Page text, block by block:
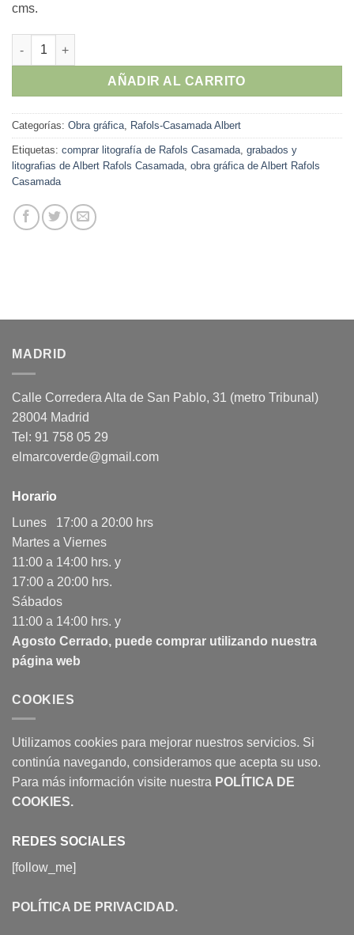
cms.
Albert Rafols-Casamada - "Setze artistes amb el mil.lenari de
AÑADIR AL CARRITO
Categorías: Obra gráfica, Rafols-Casamada Albert
Etiquetas: comprar litografía de Rafols Casamada, grabados y
litografias de Albert Rafols Casamada, obra gráfica de Albert Rafols
Casamada
MADRID
Calle Corredera Alta de San Pablo, 31 (metro Tribunal)
28004 Madrid
Tel: 91 758 05 29
elmarcoverde@gmail.com
Horario
Lunes 17:00 a 20:00 hrs
Martes a Viernes
11:00 a 14:00 hrs. y
17:00 a 20:00 hrs.
Sábados
11:00 a 14:00 hrs. y
Agosto Cerrado, puede comprar utilizando nuestra
página web
COOKIES
Utilizamos cookies para mejorar nuestros servicios. Si
continúa navegando, consideramos que acepta su uso.
Para más información visite nuestra POLÍTICA DE
COOKIES.
REDES SOCIALES
[follow_me]
POLÍTICA DE PRIVACIDAD.